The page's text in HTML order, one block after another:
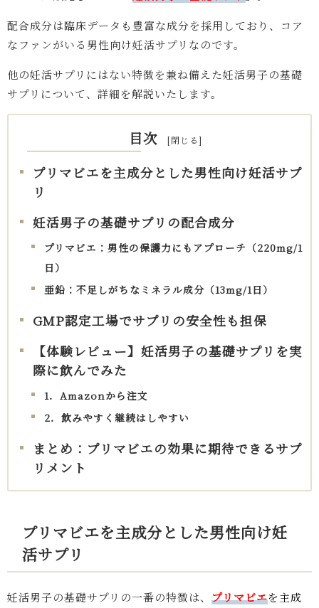
配合成分は臨床データも豊富な成分を採用しており、コア
なファンがいる男性向け妊活サプリなのです。
他の妊活サプリにはない特徴を兼ね備えた妊活男子の基礎
サプリについて、詳細を解説いたします。
目次 [閉じる]
プリマビエを主成分とした男性向け妊活サプ
リ
妊活男子の基礎サプリの配合成分
プリマビエ：男性の保護力にもアプローチ（220mg/1
日）
亜鉛：不足しがちなミネラル成分（13mg/1日）
GMP認定工場でサプリの安全性も担保
【体験レビュー】妊活男子の基礎サプリを実
際に飲んでみた
1．Amazonから注文
2．飲みやすく継続はしやすい
まとめ：プリマビエの効果に期待できるサプ
リメント
プリマビエを主成分とした男性向け妊
活サプリ
妊活男子の基礎サプリの一番の特徴は、 プリマビエを主成